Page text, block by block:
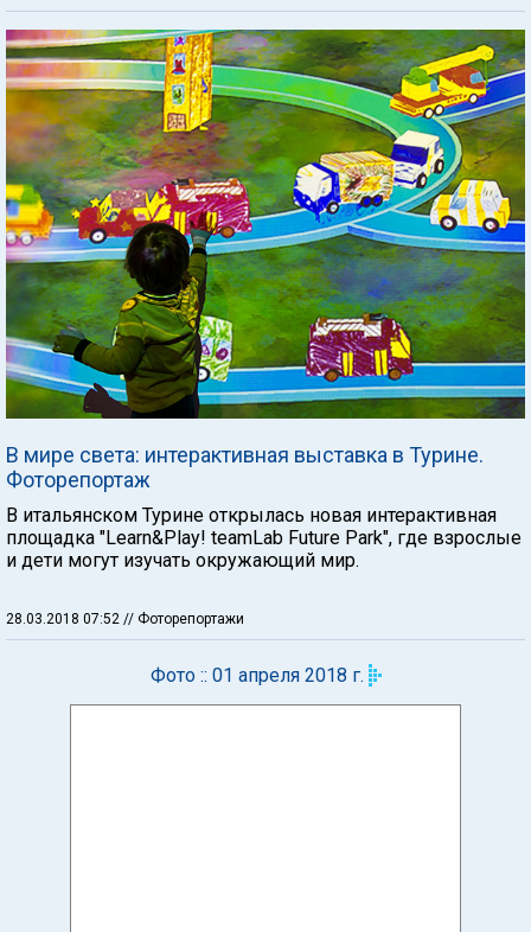
В мире света: интерактивная выставка в Турине.
Фоторепортаж
В итальянском Турине открылась новая интерактивная
площадка "Learn&Play! teamLab Future Park", где взрослые
и дети могут изучать окружающий мир.
28.03.2018 07:52 // Фоторепортажи
Фото :: 01 апреля 2018 г.